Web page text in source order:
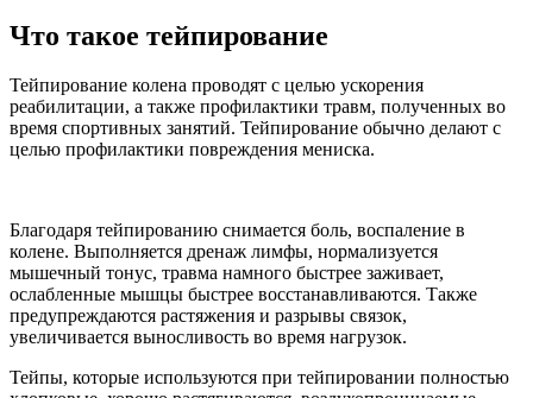
Что такое тейпирование
Тейпирование колена проводят с целью ускорения
реабилитации, а также профилактики травм, полученных во
время спортивных занятий. Тейпирование обычно делают с
целью профилактики повреждения мениска.
Благодаря тейпированию снимается боль, воспаление в
колене. Выполняется дренаж лимфы, нормализуется
мышечный тонус, травма намного быстрее заживает,
ослабленные мышцы быстрее восстанавливаются. Также
предупреждаются растяжения и разрывы связок,
увеличивается выносливость во время нагрузок.
Тейпы, которые используются при тейпировании полностью